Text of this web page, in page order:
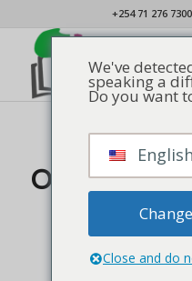
+254 71 276 7300
Os
fé e
We've
speaking a
Do you want
English
Close and do